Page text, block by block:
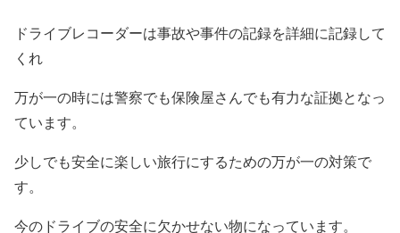
ドライブレコーダーは事故や事件の記録を詳細に記録して
くれ
万が一の時には警察でも保険屋さんでも有力な証拠となっ
ています。
少しでも安全に楽しい旅行にするための万が一の対策で
す。
今のドライブの安全に欠かせない物になっています。